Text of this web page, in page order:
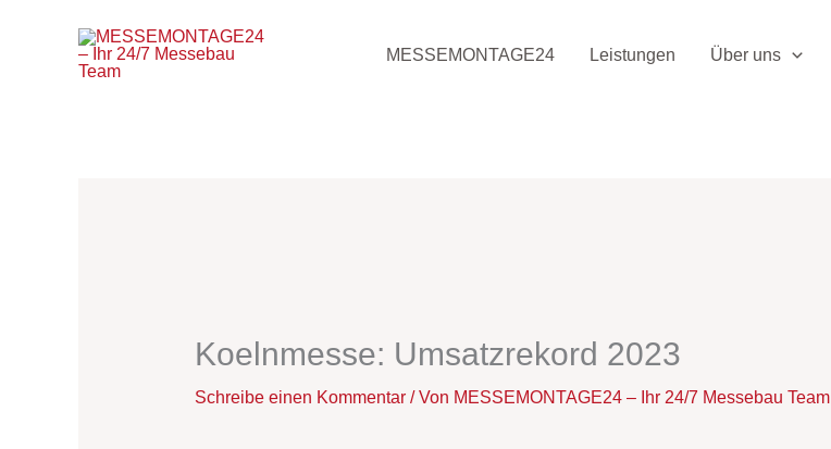
MESSEMONTAGE24 Leistungen Über uns
Koelnmesse: Umsatzrekord 2023
Schreibe einen Kommentar / Von MESSEMONTAGE24 – Ihr 24/7 Messebau Team